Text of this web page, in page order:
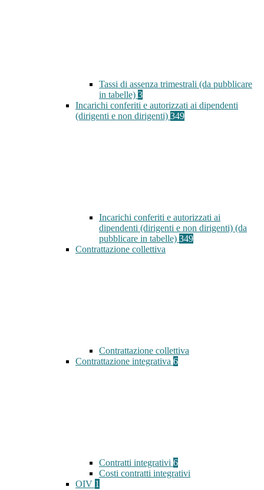
Tassi di assenza trimestrali (da pubblicare
in tabelle) 3
Incarichi conferiti e autorizzati ai dipendenti
(dirigenti e non dirigenti) 349
Incarichi conferiti e autorizzati ai
dipendenti (dirigenti e non dirigenti) (da
pubblicare in tabelle) 349
Contrattazione collettiva
Contrattazione collettiva
Contrattazione integrativa 6
Contratti integrativi 6
Costi contratti integrativi
OIV 1